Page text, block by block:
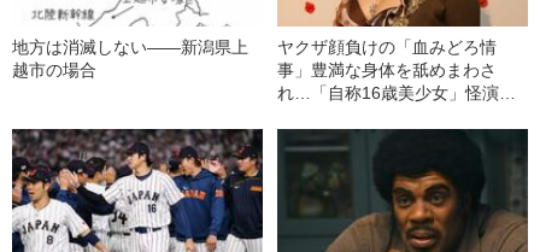
地方は消滅しない――新潟県上
越市の場合
ヤクザ顔負けの「血みどろ情
事」豊満な身体を舐めまわさ
れ…「自称16歳美少女」怪演
ぎる“熟れ方”